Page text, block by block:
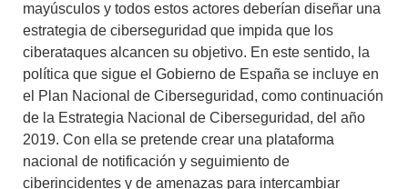
mayúsculos y todos estos actores deberían diseñar una
estrategia de ciberseguridad que impida que los
ciberataques alcancen su objetivo. En este sentido, la
política que sigue el Gobierno de España se incluye en
el Plan Nacional de Ciberseguridad, como continuación
de la Estrategia Nacional de Ciberseguridad, del año
2019. Con ella se pretende crear una plataforma
nacional de notificación y seguimiento de
ciberincidentes y de amenazas para intercambiar